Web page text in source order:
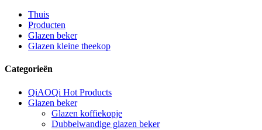
Thuis
Producten
Glazen beker
Glazen kleine theekop
Categorieën
QiAOQi Hot Products
Glazen beker
Glazen koffiekopje
Dubbelwandige glazen beker